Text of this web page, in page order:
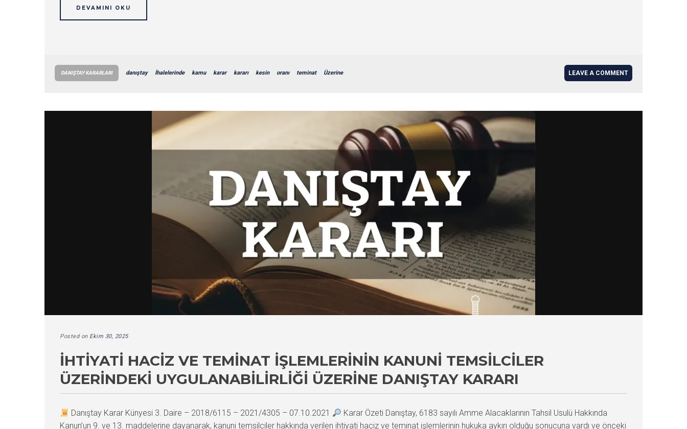
DEVAMINI OKU
DANIŞTAY KARARLARI danıştay İhalelerinde kamu karar kararı kesin oranı teminat Üzerine LEAVE A COMMENT
Posted on Ekim 30, 2025
İHTIYATI HACIZ VE TEMINAT İŞLEMLERININ KANUNI TEMSILCILER
ÜZERINDEKI UYGULANABILIRLIĞI ÜZERINE DANIŞTAY KARARI
Danıştay Karar Künyesi 3. Daire – 2018/6115 – 2021/4305 – 07.10.2021
Karar Özeti Danıştay, 6183 sayılı Amme Alacaklarının Tahsil Usulü Hakkında
Kanun’un 9. ve 13. maddelerine dayanarak, kanuni temsilciler hakkında verilen ihtiyati haciz ve teminat işlemlerinin hukuka aykırı olduğu sonucuna vardı ve önceki